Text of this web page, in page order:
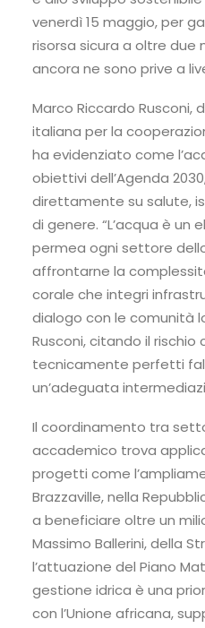
venerdì 15 maggio, per
risorsa sicura a oltre due
ancora ne sono prive a
Marco Riccardo Rusconi,
italiana per la
ha evidenziato come
obiettivi dell’Agenda
direttamente su salute,
di genere. “L’acqua è un
permea ogni settore
affrontarne la
corale che integri
dialogo con le comunità
Rusconi, citando il
tecnicamente perfetti
un’adeguata
Il coordinamento tra
accademico trova
progetti come
Brazzaville, nella
a beneficiare oltre un
Massimo Ballerini, della
l’attuazione del Piano
gestione idrica è una
con l’Unione africana,